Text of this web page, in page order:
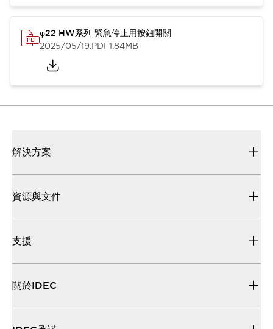
φ22 HW系列 緊急停止用按鈕開關
2025/05/19.PDF1.84MB
解決方案
資源與文件
支援
關於IDEC